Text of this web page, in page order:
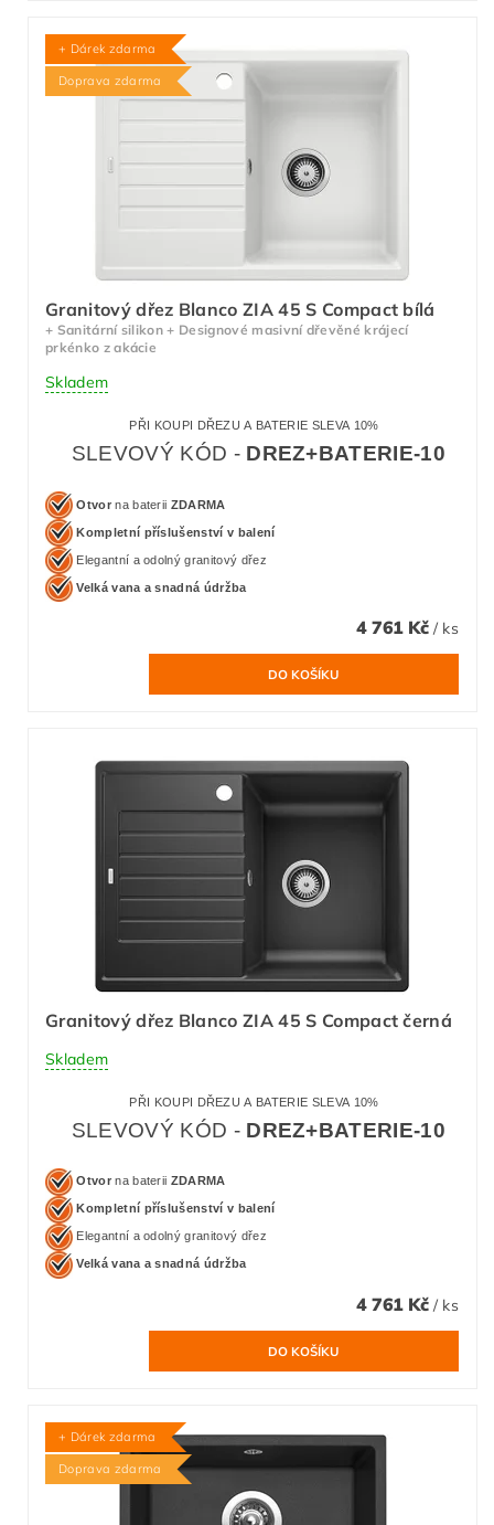
+ Dárek zdarma
Doprava zdarma
Granitový dřez Blanco ZIA 45 S Compact bílá
+ Sanitární silikon + Designové masivní dřevěné krájecí
prkénko z akácie
Skladem
PŘI KOUPI DŘEZU A BATERIE SLEVA 10%
SLEVOVÝ KÓD - DREZ+BATERIE-10
Otvorna baterii ZDARMA
Kompletní příslušenství v balení
Elegantní a odolný granitový dřez
Velká vana a snadná údržba
4 761 Kč / ks
Granitový dřez Blanco ZIA 45 S Compact černá
Skladem
PŘI KOUPI DŘEZU A BATERIE SLEVA 10%
SLEVOVÝ KÓD - DREZ+BATERIE-10
Otvorna baterii ZDARMA
Kompletní příslušenství v balení
Elegantní a odolný granitový dřez
Velká vana a snadná údržba
4 761 Kč / ks
+ Dárek zdarma
Doprava zdarma